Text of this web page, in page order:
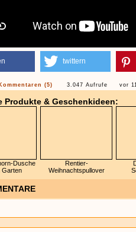
twittern
(5) 3.047 Aufrufe vor
Produkte & Geschenkideen:
Dusche
Garten
Rentier-
Weihnachtspullover